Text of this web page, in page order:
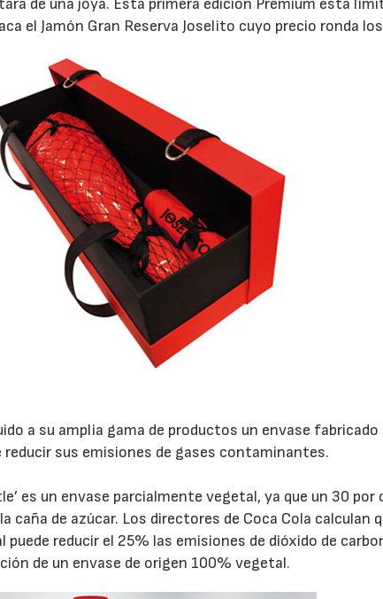
de una joya. Esta primera edición Premium está
el Jamón Gran Reserva Joselito cuyo precio ronda
a su amplia gama de productos un envase fabricado
reducir sus emisiones de gases contaminantes.
es un envase parcialmente vegetal, ya que un 30 por
caña de azúcar. Los directores de Coca Cola calculan
reducir el 25% las emisiones de dióxido de
de un envase de origen 100% vegetal.